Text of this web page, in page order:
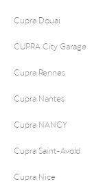
Cupra Douai
CUPRA City Garage
Cupra Rennes
Cupra Nantes
Cupra NANCY
Cupra Saint-Avold
Cupra Nice